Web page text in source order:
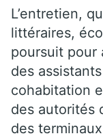
L’entretien,
littéraires,
poursuit pour
des
cohabitation
des autorités
des